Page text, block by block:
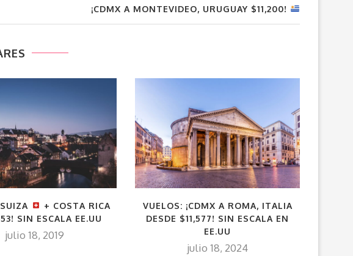
¡CDMX A MONTEVIDEO, URUGUAY $11,200!
+ COSTA RICA
SIN ESCALA EE.UU
julio 18, 2019
VUELOS: ¡CDMX A ROMA, ITALIA
DESDE $11,577! SIN ESCALA EN
EE.UU
julio 18, 2024